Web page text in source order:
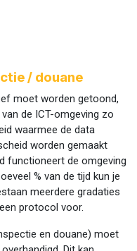
/ douane
moet worden getoond,
de ICT-omgeving zo
waarmee de data
worden gemaakt
functioneert de omgeving
% van de tijd kun je
meerdere gradaties
protocol voor.
en douane) moet